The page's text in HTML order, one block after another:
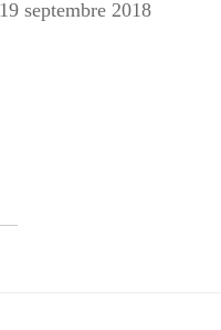
19 septembre 2018